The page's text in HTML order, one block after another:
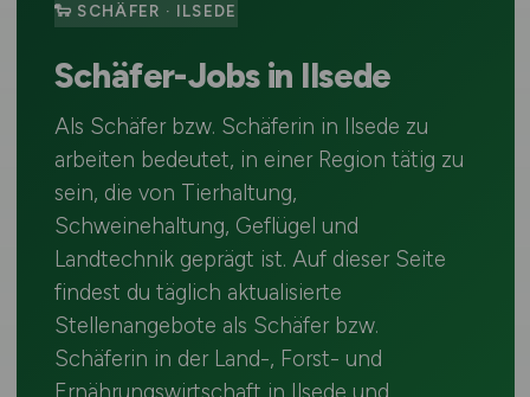
🐑 SCHÄFER · ILSEDE
Schäfer-Jobs in Ilsede
Als Schäfer bzw. Schäferin in Ilsede zu
arbeiten bedeutet, in einer Region tätig zu
sein, die von Tierhaltung,
Schweinehaltung, Geflügel und
Landtechnik geprägt ist. Auf dieser Seite
findest du täglich aktualisierte
Stellenangebote als Schäfer bzw.
Schäferin in der Land-, Forst- und